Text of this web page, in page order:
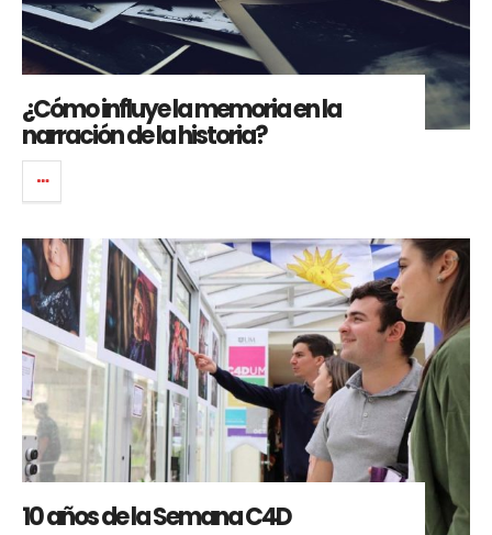
¿Cómo influye la memoria en la
narración de la historia?
10 años de la Semana C4D